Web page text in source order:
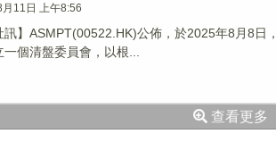
11日 上午8:56
訊】ASMPT(00522.HK)公佈，於2025年8月8
個清盤委員會，以根...
查看更多